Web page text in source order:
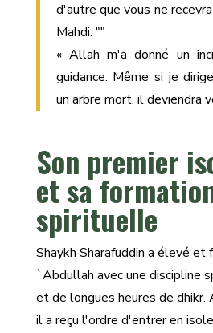
d'autre que vous ne
Mahdi. ""
« Allah m'a donné un
guidance. Même si je
un arbre mort, il deviendra
Son premier
et sa
spirituelle
Shaykh Sharafuddin a élevé et
`Abdullah avec une discipline
et de longues heures de dhikr.
il a reçu l'ordre d'entrer en